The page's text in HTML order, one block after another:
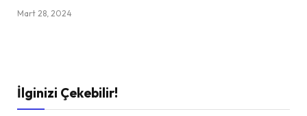
Mart 28, 2024
İlginizi Çekebilir!